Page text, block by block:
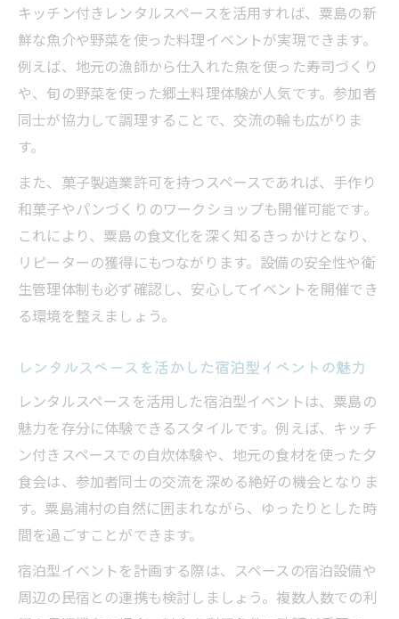
キッチン付きレンタルスペースを活用すれば、粟島の新
鮮な魚介や野菜を使った料理イベントが実現できます。
例えば、地元の漁師から仕入れた魚を使った寿司づくり
や、旬の野菜を使った郷土料理体験が人気です。参加者
同士が協力して調理することで、交流の輪も広がりま
す。
また、菓子製造業許可を持つスペースであれば、手作り
和菓子やパンづくりのワークショップも開催可能です。
これにより、粟島の食文化を深く知るきっかけとなり、
リピーターの獲得にもつながります。設備の安全性や衛
生管理体制も必ず確認し、安心してイベントを開催でき
る環境を整えましょう。
レンタルスペースを活かした宿泊型イベントの魅力
レンタルスペースを活用した宿泊型イベントは、粟島の
魅力を存分に体験できるスタイルです。例えば、キッチ
ン付きスペースでの自炊体験や、地元の食材を使った夕
食会は、参加者同士の交流を深める絶好の機会となりま
す。粟島浦村の自然に囲まれながら、ゆったりとした時
間を過ごすことができます。
宿泊型イベントを計画する際は、スペースの宿泊設備や
周辺の民宿との連携も検討しましょう。複数人数での利